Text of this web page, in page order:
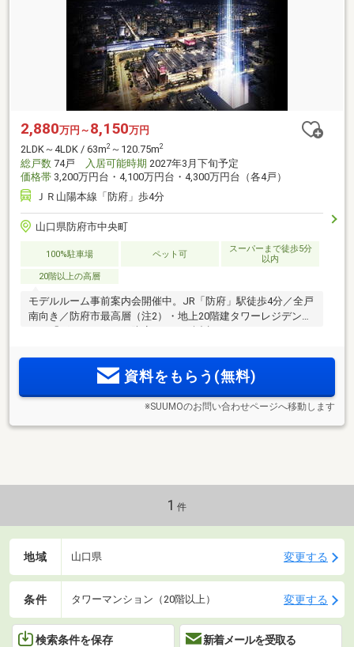
2,880万円～ 8,150万円
2LDK～4LDK / 63m2 ～120.75m2
総戸数 74戸 入居可能時期 2027年3月下旬予定
価格帯 3,200万円台・4,100万円台・4,300万円台（各4戸）
ＪＲ山陽本線「防府」歩4分
山口県防府市中央町
100%駐車場 ペット可
スーパーまで徒歩5分
以内
20階以上の高層
モデルルーム事前案内会開催中。JR「防府」駅徒歩4分／全戸
南向き／防府市最高層（注2）・地上20階建タワーレジデン
資料をもらう(無料)
※SUUMOのお問い合わせページへ移動します
1 件
地域 山口県 変更する
条件 タワーマンション（20階以上） 変更する
検索条件を保存 新着メールを受取る